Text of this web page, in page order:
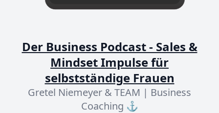
Der Business Podcast - Sales &
Mindset Impulse für
selbstständige Frauen
Gretel Niemeyer & TEAM | Business
Coaching ⚓